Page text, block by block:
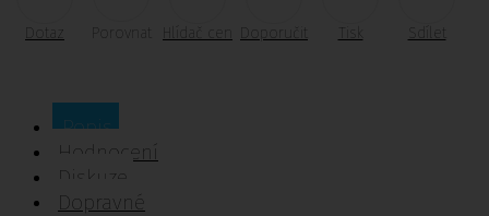
Dotaz Porovnat Doporučit Tisk Sdílet
Popis
Hodnocení
Diskuze
Dopravné